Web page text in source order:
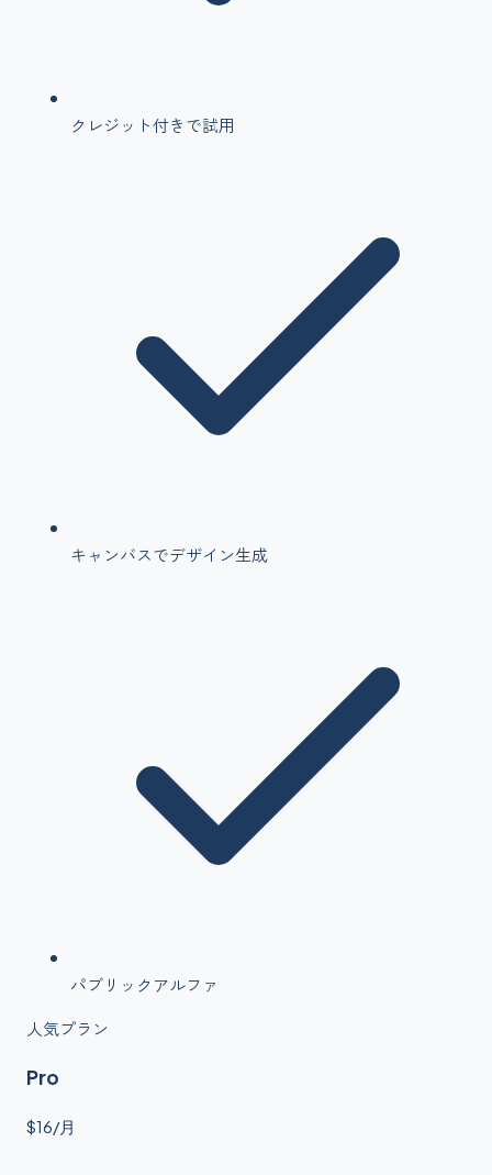
クレジット付きで試用
キャンバスでデザイン生成
パブリックアルファ
人気プラン
Pro
$16/月